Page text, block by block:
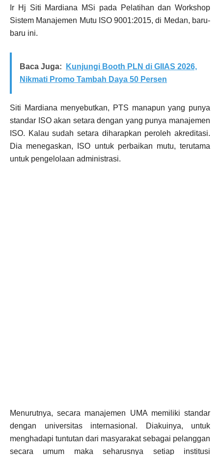
Ir Hj Siti Mardiana MSi pada Pelatihan dan Workshop
Sistem Manajemen Mutu ISO 9001:2015, di Medan, baru-
baru ini.
Baca Juga:
Kunjungi Booth PLN di GIIAS 2026,
Nikmati Promo Tambah Daya 50 Persen
Siti Mardiana menyebutkan, PTS manapun yang punya
standar ISO akan setara dengan yang punya manajemen
ISO. Kalau sudah setara diharapkan peroleh akreditasi.
Dia menegaskan, ISO untuk perbaikan mutu, terutama
untuk pengelolaan administrasi.
Menurutnya, secara manajemen UMA memiliki standar
dengan universitas internasional. Diakuinya, untuk
menghadapi tuntutan dari masyarakat sebagai pelanggan
secara umum maka seharusnya setiap institusi